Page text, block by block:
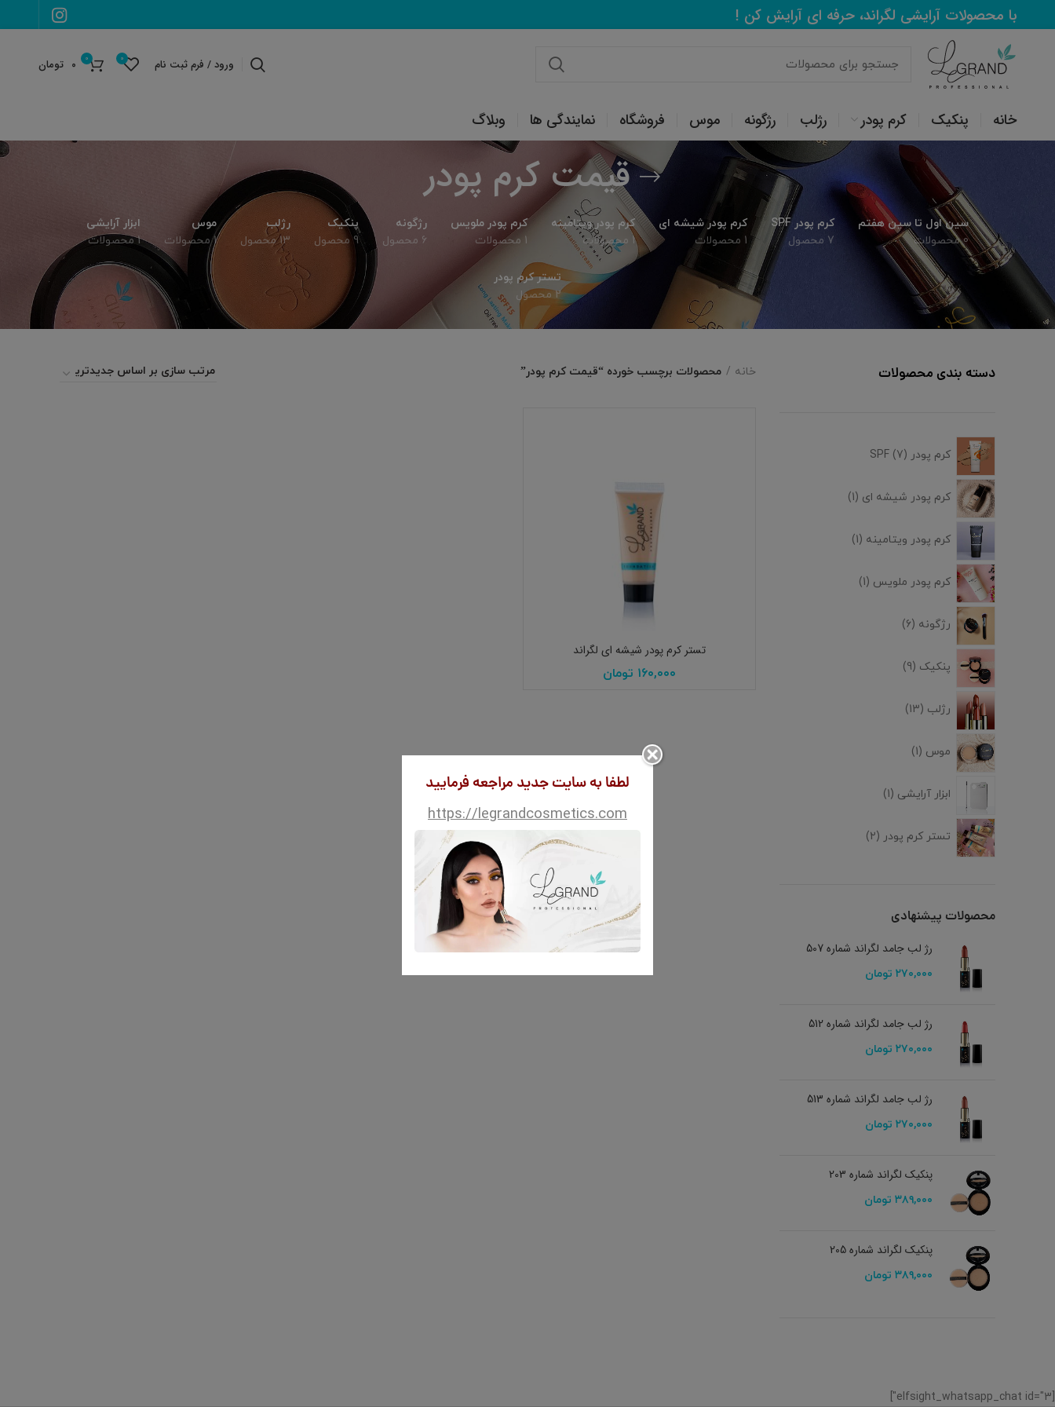
با محصولات آرایشی لگراند، حرفه ای آرایش کن !
ورود / فرم ثبت نام 0
0 ۰ تومان
خانه پنکیک کرم پودر رژلب رژگونه موس فروشگاه نمایندگی ها وبلاگ
قیمت کرم پودر
سین اول تا سین هفتم
0 محصولات
کرم پودر SPF
7 محصول
کرم پودر شیشه ای
1 محصولات
کرم پودر ویتامینه
1 محصولات
کرم پودر ملویس
1 محصولات
رژگونه
6 محصول
پنکیک
9 محصول
رژلب
13 محصول
موس
1 محصولات
ابزار آرایشی
1 محصولات
تستر کرم پودر
2 محصول
دسته بندی محصولات
کرم پودر SPF 7
کرم پودر شیشه ای 1
کرم پودر ویتامینه 1
کرم پودر ملویس 1
رژگونه 6
پنکیک 9
رژلب 13
موس 1
ابزار آرایشی 1
تستر کرم پودر 2
محصولات پیشنهادی
رژ لب جامد لگراند شماره 507
۲۷۰,۰۰۰ تومان
رژ لب جامد لگراند شماره 512
۲۷۰,۰۰۰ تومان
رژ لب جامد لگراند شماره 513
۲۷۰,۰۰۰ تومان
پنکیک لگراند شماره 203
۳۸۹,۰۰۰ تومان
پنکیک لگراند شماره 205
۳۸۹,۰۰۰ تومان
خانه محصولات برچسب خورده “قیمت کرم پودر”
انتخاب گزینه ها
تستر کرم پودر شیشه ای لگراند
۱۶۰,۰۰۰ تومان
[elfsight_whatsapp_chat id="3"]
لطفا به سایت جدید مراجعه فرمایید
https://legrandcosmetics.com